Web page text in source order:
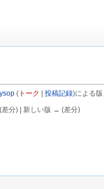
(トーク | 投稿記録)による版
分) | 新しい版 → (差分)